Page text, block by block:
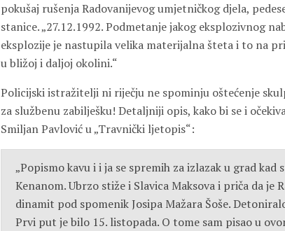
pokušaj rušenja Radovanijevog umjetničkog djela,
stanice. „27.12.1992. Podmetanje jakog eksplozivnog
eksplozije je nastupila velika materijalna šteta i to na
u bližoj i daljoj okolini.“
Policijski istražitelji ni riječju ne spominju oštećenje
za službenu zabilješku! Detaljniji opis, kako bi se i
Smiljan Pavlović u „Travnički ljetopis“:
„Popismo kavu i i ja se spremih za izlazak u grad
Kenanom. Ubrzo stiže i Slavica Maksova i priča da je
dinamit pod spomenik Josipa Mažara Šoše.
Prvi put je bilo 15. listopada. O tome sam pisao u